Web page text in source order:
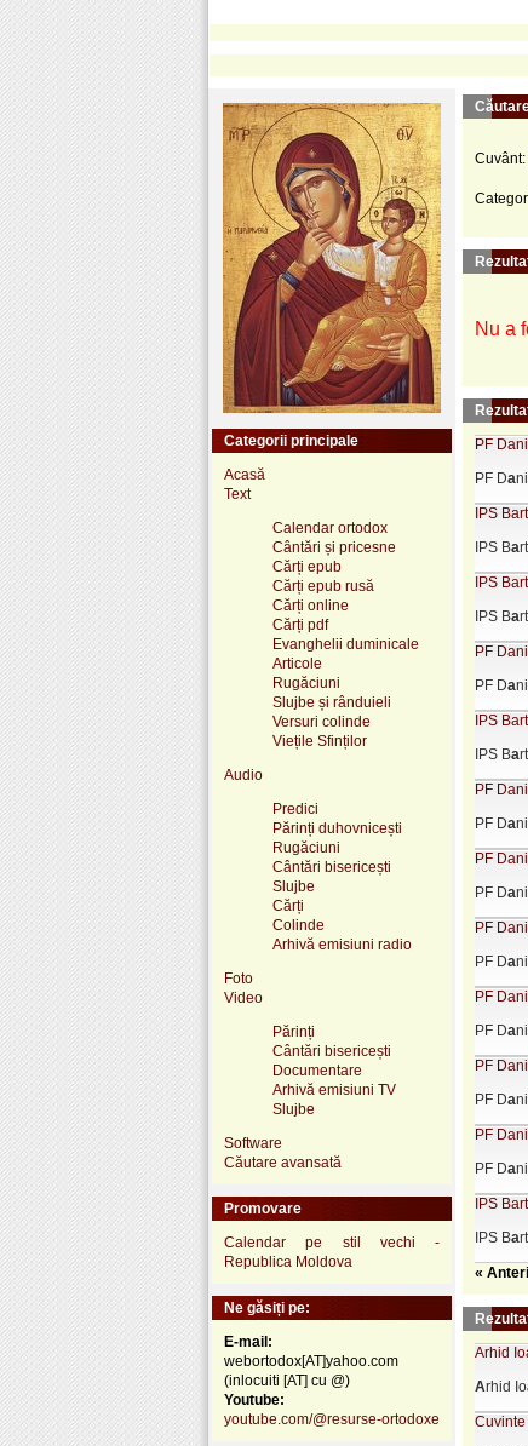
Categorii principale
Acasă
Text
Calendar ortodox
Cântări și pricesne
Cărți epub
Cărți epub rusă
Cărți online
Cărți pdf
Evanghelii duminicale
Articole
Rugăciuni
Slujbe și rânduieli
Versuri colinde
Viețile Sfinților
Audio
Predici
Părinți duhovnicești
Rugăciuni
Cântări bisericești
Slujbe
Cărți
Colinde
Arhivă emisiuni radio
Foto
Video
Părinți
Cântări bisericești
Documentare
Arhivă emisiuni TV
Slujbe
Software
Căutare avansată
Promovare
Calendar pe stil vechi -
Republica Moldova
Ne găsiți pe:
E-mail:
webortodox[AT]yahoo.com
(inlocuiti [AT] cu @)
Youtube:
youtube.com/@resurse-ortodoxe
Cuvânt:
Nu a
PF
PF Da
IPS
IPS Ba
IPS
IPS Ba
PF
PF Da
IPS
IPS Ba
PF
PF Da
PF
PF Da
PF
PF Da
PF
PF Da
PF
PF Da
PF
PF Da
IPS
IPS Ba
«
Arhid
Arhid Io